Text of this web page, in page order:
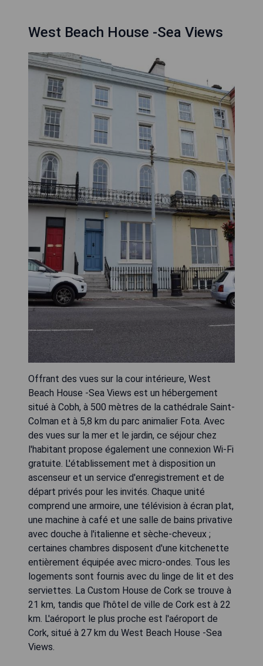
West Beach House -Sea Views
Offrant des vues sur la cour intérieure, West
Beach House -Sea Views est un hébergement
situé à Cobh, à 500 mètres de la cathédrale Saint-
Colman et à 5,8 km du parc animalier Fota. Avec
des vues sur la mer et le jardin, ce séjour chez
l'habitant propose également une connexion Wi-Fi
gratuite. L'établissement met à disposition un
ascenseur et un service d'enregistrement et de
départ privés pour les invités. Chaque unité
comprend une armoire, une télévision à écran plat,
une machine à café et une salle de bains privative
avec douche à l'italienne et sèche-cheveux ;
certaines chambres disposent d'une kitchenette
entièrement équipée avec micro-ondes. Tous les
logements sont fournis avec du linge de lit et des
serviettes. La Custom House de Cork se trouve à
21 km, tandis que l'hôtel de ville de Cork est à 22
km. L'aéroport le plus proche est l'aéroport de
Cork, situé à 27 km du West Beach House -Sea
Views.